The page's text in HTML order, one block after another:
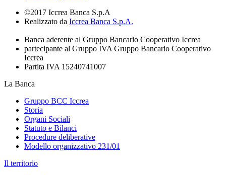
©2017 Iccrea Banca S.p.A
Realizzato da Iccrea Banca S.p.A.
Banca aderente al Gruppo Bancario Cooperativo Iccrea
partecipante al Gruppo IVA Gruppo Bancario Cooperativo
Iccrea
Partita IVA 15240741007
La Banca
Gruppo BCC Iccrea
Storia
Organi Sociali
Statuto e Bilanci
Procedure deliberative
Modello organizzativo 231/01
Il territorio